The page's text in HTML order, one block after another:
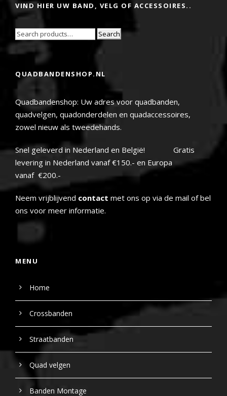
VIND HIER UW BAND, VELG OF ACCESSOIRES..
Search
QUADBANDENSHOP.NL
Quadbandenshop: Uw adres voor quadbanden,
quadvelgen, quadonderdelen en quadaccessoires,
zowel nieuw als tweedehands.
Snel geleverd in Nederland en België! Gratis
levering in Nederland vanaf €150.- en Europa
vanaf €200.-
Neem vrijblijvend contact met ons op via de mail of bel
ons voor meer informatie.
MENU
Home
Crossbanden
Straatbanden
Quad velgen
Banden Montage